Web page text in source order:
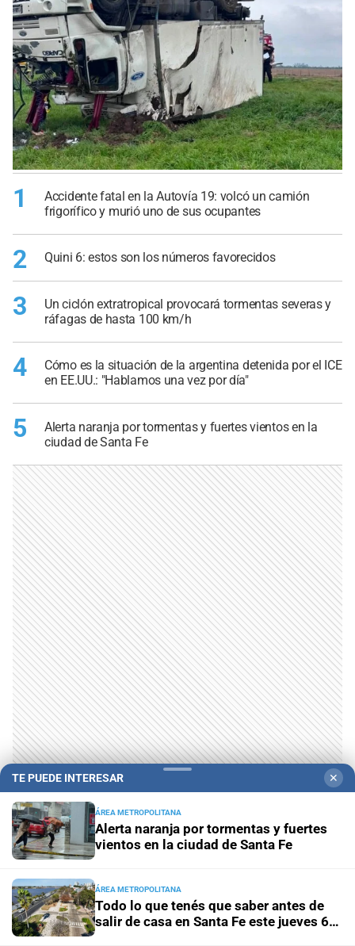
1
Accidente fatal en la Autovía 19: volcó un camión
frigorífico y murió uno de sus ocupantes
2 Quini 6: estos son los números favorecidos
3
Un ciclón extratropical provocará tormentas severas y
ráfagas de hasta 100 km/h
4
Cómo es la situación de la argentina detenida por el ICE
en EE.UU.: "Hablamos una vez por día"
5
Alerta naranja por tormentas y fuertes vientos en la
ciudad de Santa Fe
TE PUEDE INTERESAR ✕
ÁREA METROPOLITANA
Alerta naranja por tormentas y fuertes
vientos en la ciudad de Santa Fe
ÁREA METROPOLITANA
Todo lo que tenés que saber antes de
salir de casa en Santa Fe este jueves 6